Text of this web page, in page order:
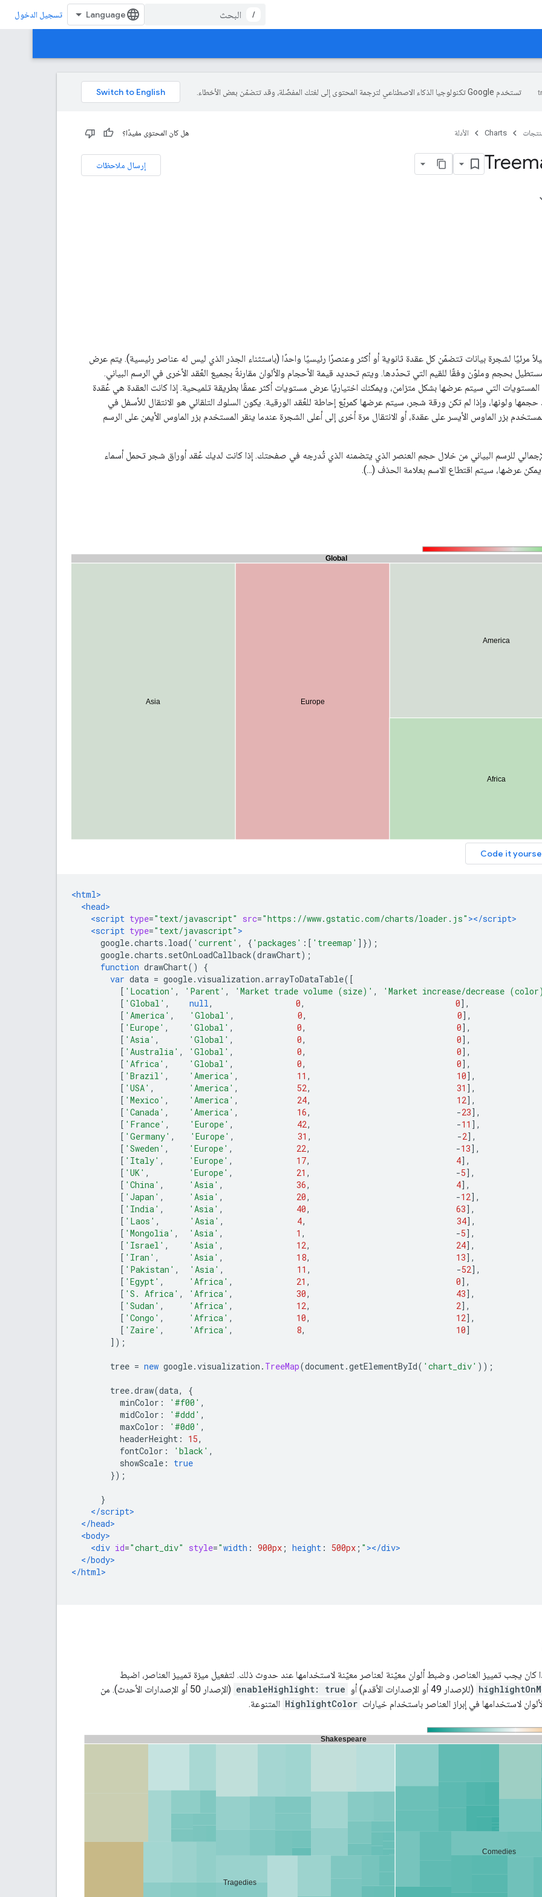
/ تسجيل الدخول
تستخدم Google تكنولوجيا الذكاء الاصطناعي لترجمة المحتوى إلى لغتك المفضّلة، وقد تتضمّن بعض الأخطاء.
Charts الأدلة هل كان المحتوى مفيدًا؟
إرسال ملاحظات
مرئيًا لشجرة بيانات تتضمّن كل عقدة ثانوية أو أكثر وعنصرًا رئيسيًا واحدًا (باستثناء الجذر الذي ليس له عناصر رئيسية). يتم عرض
بحجم وملوّن وفقًا للقيم التي تحدّدها. ويتم تحديد قيمة الأحجام والألوان مقارنةً بجميع العُقد الأخرى في الرسم البياني.
التي سيتم عرضها بشكل متزامن، ويمكنك اختياريًا عرض مستويات أكثر عمقًا بطريقة تلميحية. إذا كانت العقدة هي عُقدة
ولونها، وإذا لم تكن ورقة شجر، سيتم عرضها كمربّع إحاطة للعُقد الورقية. يكون السلوك التلقائي هو الانتقال للأسفل في
بزر الماوس الأيسر على عقدة، أو الانتقال مرة أخرى إلى أعلى الشجرة عندما ينقر المستخدم بزر الماوس الأيمن على الرسم
للرسم البياني من خلال حجم العنصر الذي يتضمنه الذي تُدرجه في صفحتك. إذا كانت لديك عُقد أوراق شجر تحمل أسماء
عرضها، سيتم اقتطاع الاسم بعلامة الحذف (...).
<html>
<head>
<script type="text/javascript" src="https://www.gstatic.com/charts/loader.js" ></script>
<script type="text/javascript" >
google.charts . load( 'current' , { 'packages' :[ 'treemap' ]});
google.charts . setOnLoadCallback(drawChart);
function drawChart()
{
var data = google.visualization .arrayToDataTable([
[ 'Location' , 'Parent' , 'Market trade volume (size)' , 'Market increase/decrease
[ 'Global' , null, 0, 0],
[ 'America' , 'Global' , 0, 0],
[ 'Europe' , 'Global' , 0, 0],
[ 'Asia' , 'Global' , 0, 0],
[ 'Australia' , 'Global' , 0, 0],
[ 'Africa' , 'Global' , 0, 0],
[ 'Brazil' , 'America' , 11 , 10],
[ 'USA' , 'America' , 52, 31 ],
[ 'Mexico' , 'America' , 24, 12],
[ 'Canada' , 'America' , 16, -23],
[ 'France' , 'Europe' , 42, -11 ],
[ 'Germany' , 'Europe' , 31 , -2],
[ 'Sweden' , 'Europe' , 22, -13],
[ 'Italy' , 'Europe' , 17, 4],
[ 'UK' , 'Europe' , 21 , -5],
[ 'China' , 'Asia' , 36, 4],
[ 'Japan' , 'Asia' , 20, -12],
[ 'India' , 'Asia' , 40, 63],
[ 'Laos' , 'Asia' , 4, 34],
[ 'Mongolia' , 'Asia' , 1 , -5],
[ 'Israel' , 'Asia' , 12, 24],
[ 'Iran' , 'Asia' , 18, 13],
[ 'Pakistan' , 'Asia' , 11 , -52],
[ 'Egypt' , 'Africa' , 21 , 0],
[ 'S. Africa' , 'Africa' , 30, 43],
[ 'Sudan' , 'Africa' , 12, 2],
[ 'Congo' , 'Africa' , 10, 12],
[ 'Zaire' , 'Africa' , 8, 10]
]);
tree = new google.visualization . TreeMap(document.getElementById( 'chart_div' ));
tree.draw(data,
{
minColor : '#f00' ,
midColor : '#ddd' ,
maxColor : '#0d0' ,
headerHeight : 15,
fontColor : 'black' ,
showScale :
true
});
}
</script>
</head>
<body>
<div id="chart_div" style="width : 900px ; height : 500px ; " ></div>
</body>
</html>
كان يجب تمييز العناصر، وضبط ألوان معيّنة لعناصر معيّنة لاستخدامها عند حدوث ذلك. لتفعيل ميزة تمييز العناصر، اضبط
(للإصدار 49 أو الإصدارات الأقدم) أو enableHighlight: true
(الإصدار 50 أو الإصدارات الأحدث). من
لاستخدامها في إبراز العناصر باستخدام خيارات HighlightColor المتنوعة.